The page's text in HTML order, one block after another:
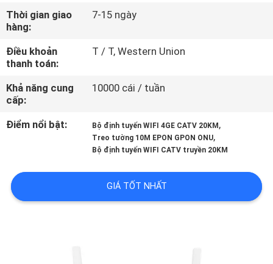
NHÀ
MÁY
KIỂM
SOÁT
CHẤT
LƯỢNG
LIÊN
HỆ
CHÚNG
Thời gian giao
hàng:
7-15 ngày
Điều khoản
thanh toán:
T / T, Western Union
Khả năng cung
cấp:
10000 cái / tuần
Điểm nổi bật: Bộ định tuyến WIFI 4GE CATV 20KM ,
Treo tường 10M EPON GPON ONU,
Bộ định tuyến WIFI CATV truyền 20KM
GIÁ TỐT NHẤT